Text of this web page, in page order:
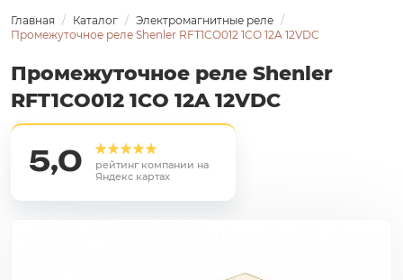
Главная Каталог
Электромагнитные реле
Промежуточное реле Shenler RFT1CO012 1CO 12A 12VDC
Промежуточное реле Shenler
RFT1CO012 1CO 12A 12VDC
5,0
рейтинг компании на
Яндекс картах